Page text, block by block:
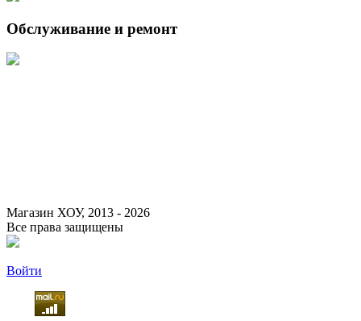
Обслуживание и ремонт
Магазин ХОУ, 2013 - 2026
Все права защищены
Войти